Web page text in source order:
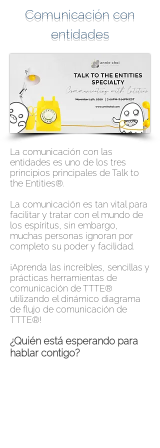
Comunicación con
entidades
La comunicación con las
entidades es uno de los tres
principios principales de Talk to
the Entities®.
La comunicación es tan vital para
facilitar y tratar con el mundo de
los espíritus, sin embargo,
muchas personas ignoran por
completo su poder y facilidad.
¡Aprenda las increíbles, sencillas y
prácticas herramientas de
comunicación de TTTE®
utilizando el dinámico diagrama
de flujo de comunicación de
TTTE®!
¿Quién está esperando para
hablar contigo?